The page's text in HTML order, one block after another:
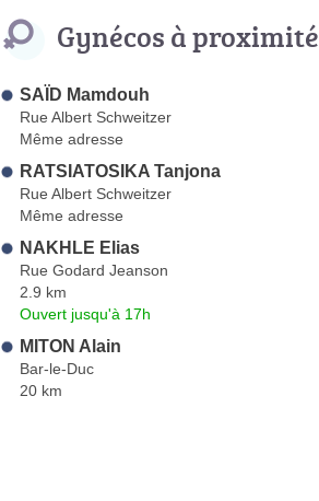
Gynécos à proximité
SAÏD Mamdouh
Rue Albert Schweitzer
Même adresse
RATSIATOSIKA Tanjona
Rue Albert Schweitzer
Même adresse
NAKHLE Elias
Rue Godard Jeanson
2.9 km
Ouvert jusqu'à 17h
MITON Alain
Bar-le-Duc
20 km